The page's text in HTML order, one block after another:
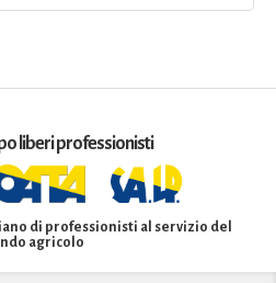
liberi professionisti
di professionisti al servizio del
agricolo